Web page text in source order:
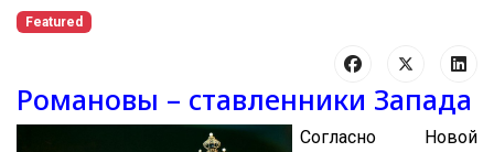
Featured
Романовы – ставленники Запада
Согласно Новой